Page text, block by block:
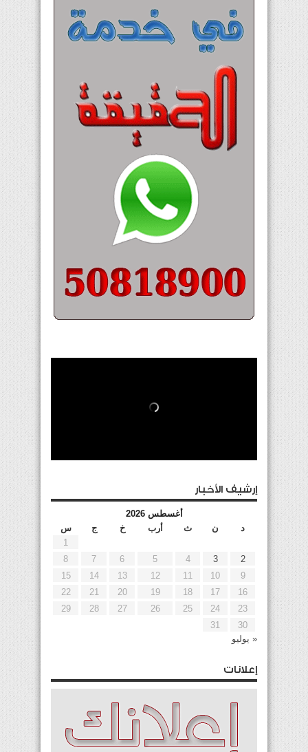
إرشيف الأخبار
أغسطس 2026
د
ن ث أرب خ ج
س
1
2
3
4
5
6
7
8
9
10
11
12
13
14
15
16
17
18
19
20
21
22
23
24
25
26
27
28
29
30
31
« يوليو
إعلانات